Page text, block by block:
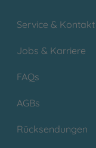
Service & Kontakt
Jobs & Karriere
FAQs
AGBs
Rücksendungen